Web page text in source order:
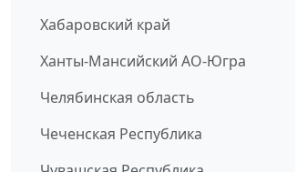
Хабаровский край
Ханты-Мансийский АО-Югра
Челябинская область
Чеченская Республика